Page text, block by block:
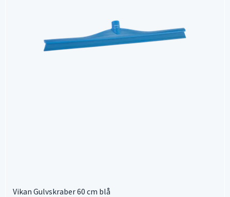
Vikan Gulvskraber 60 cm blå